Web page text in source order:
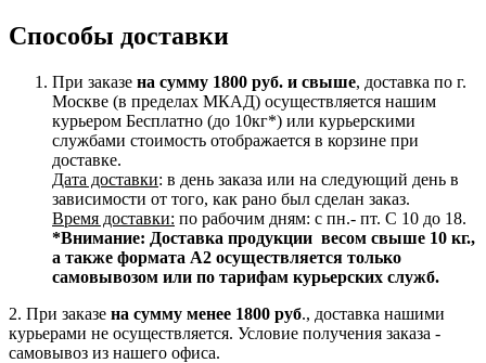
Способы доставки
При заказе на сумму 1800 руб. и свыше, доставка по г.
Москве (в пределах МКАД) осуществляется нашим
курьером Бесплатно (до 10кг*) или курьерскими
службами стоимость отображается в корзине при
доставке.
Дата доставки: в день заказа или на следующий день в
зависимости от того, как рано был сделан заказ.
Время доставки: по рабочим дням: с пн.- пт. С 10 до 18.
*Внимание: Доставка продукции весом свыше 10 кг.,
а также формата А2 осуществляется только
самовывозом или по тарифам курьерских служб.
2. При заказе на сумму менее 1800 руб., доставка нашими
курьерами не осуществляется. Условие получения заказа -
самовывоз из нашего офиса.